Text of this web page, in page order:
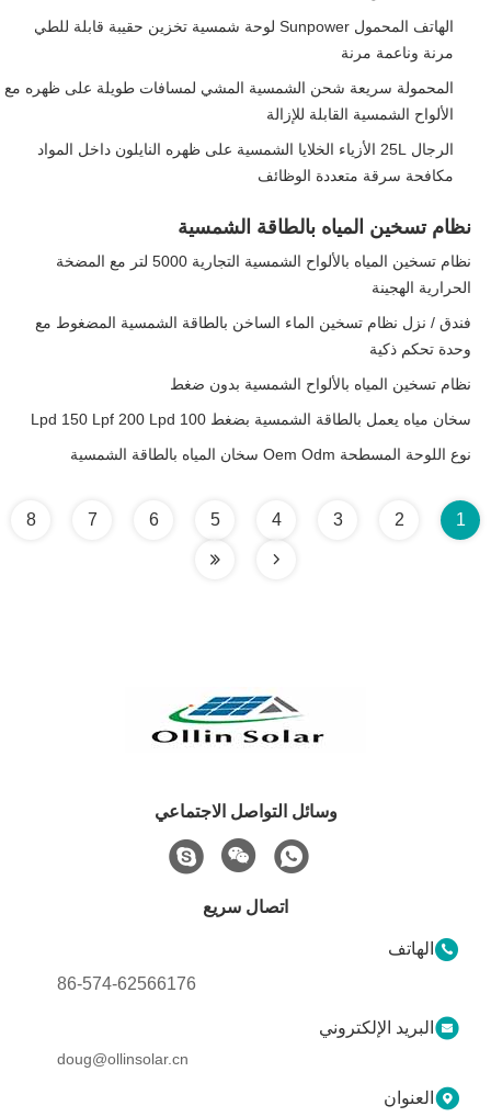
الهاتف المحمول Sunpower لوحة شمسية تخزين حقيبة قابلة للطي
مرنة وناعمة مرنة
المحمولة سريعة شحن الشمسية المشي لمسافات طويلة على ظهره مع
الألواح الشمسية القابلة للإزالة
الرجال 25L الأزياء الخلايا الشمسية على ظهره النايلون داخل المواد
مكافحة سرقة متعددة الوظائف
نظام تسخين المياه بالطاقة الشمسية
نظام تسخين المياه بالألواح الشمسية التجارية 5000 لتر مع المضخة
الحرارية الهجينة
فندق / نزل نظام تسخين الماء الساخن بالطاقة الشمسية المضغوط مع
وحدة تحكم ذكية
نظام تسخين المياه بالألواح الشمسية بدون ضغط
سخان مياه يعمل بالطاقة الشمسية بضغط 100 Lpd 150 Lpf 200 Lpd
نوع اللوحة المسطحة Oem Odm سخان المياه بالطاقة الشمسية
1
2
3
4
5
6
7
8
وسائل التواصل الاجتماعي
اتصال سريع
الهاتف
86-574-62566176
البريد الإلكتروني
doug@ollinsolar.cn
العنوان